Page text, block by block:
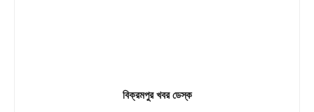
বিক্রমপুর খবর ডেস্ক